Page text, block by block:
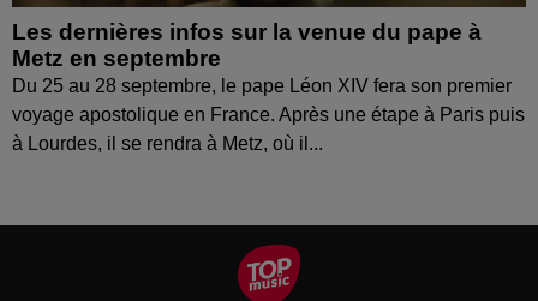
Les dernières infos sur la venue du pape à
Metz en septembre
Du 25 au 28 septembre, le pape Léon XIV fera son premier
voyage apostolique en France. Après une étape à Paris puis
à Lourdes, il se rendra à Metz, où il...